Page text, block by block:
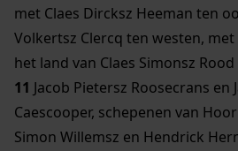
met Claes Dircksz Heeman ten
Volkertsz Clercq ten westen,
het land van Claes Simonsz
11 Jacob Pietersz Roosecrans en
Caescooper, schepenen van
Simon Willemsz en Hendrick